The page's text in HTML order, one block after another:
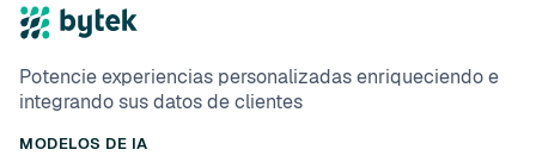
Potencie experiencias personalizadas enriqueciendo e
integrando sus datos de clientes
MODELOS DE IA